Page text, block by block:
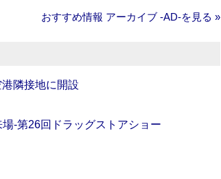
おすすめ情報 アーカイブ ‐AD‐を見る »
隣接地に開設
‐第26回ドラッグストアショー